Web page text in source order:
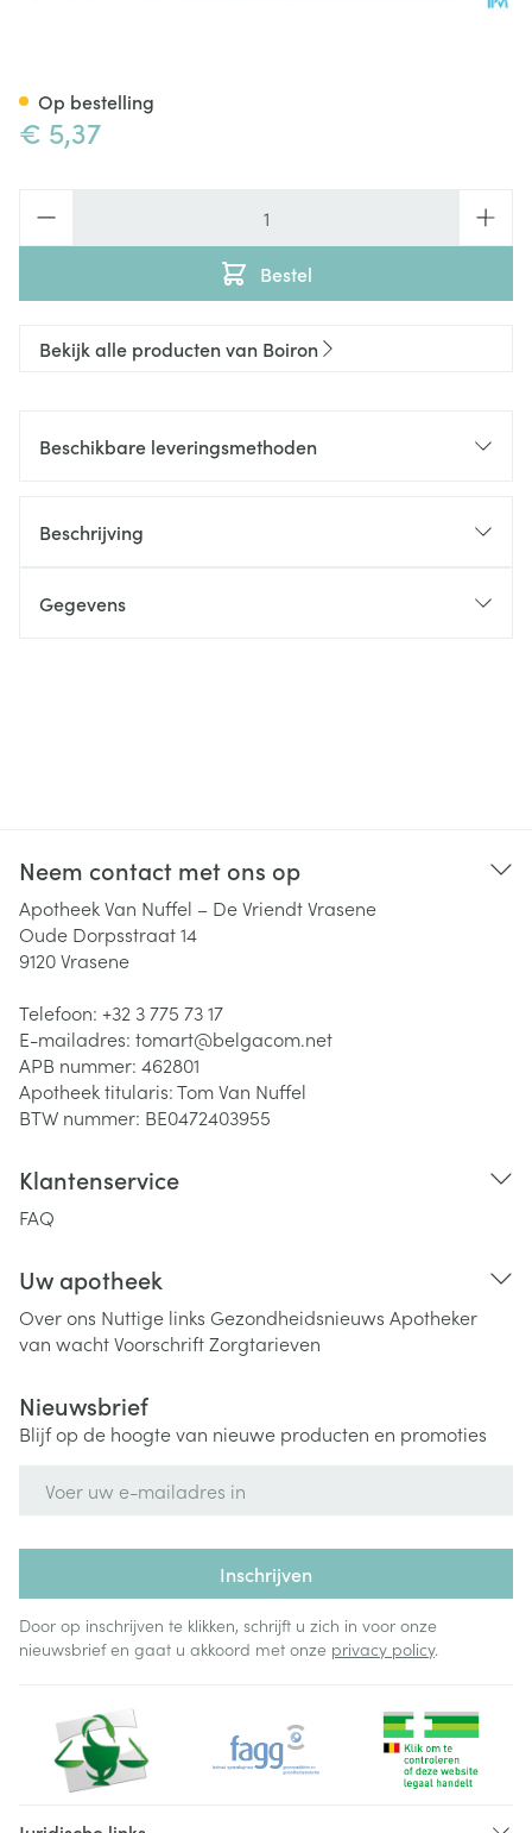
€ 5,37
Bestel
Op bestelling
Bekijk alle producten van Boiron
Beschikbare leveringsmethoden
Beschrijving
Gegevens
Neem contact met ons op
Apotheek Van Nuffel – De Vriendt Vrasene
Oude Dorpsstraat 14
9120Vrasene
Telefoon: +32 3 775 73 17
E-mailadres: tomart@belgacom.net
APB nummer: 462801
Apotheek titularis:Tom Van Nuffel
BTW nummer: BE0472403955
Klantenservice
FAQ
Uw apotheek
Over ons Nuttige links Gezondheidsnieuws Apotheker
van wachtVoorschriftZorgtarieven
Nieuwsbrief
Blijf op de hoogte van nieuwe producten en promoties
Inschrijven
Door op inschrijven te klikken, schrijft u zich in voor onze
nieuwsbrief en gaat u akkoord met onze privacy policy.